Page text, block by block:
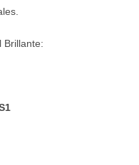
Brillante: